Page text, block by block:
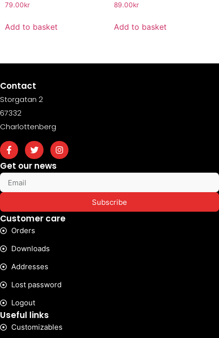
79.00kr
Add to basket
89.00kr
Add to basket
Contact
Storgatan 2
67332
Charlottenberg
Get our news
Subscribe
Customer care
Orders
Downloads
Addresses
Lost password
Logout
Useful links
Customizables